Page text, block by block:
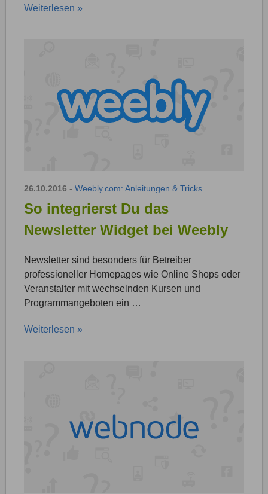
Weiterlesen »
26.10.2016 - Weebly.com: Anleitungen & Tricks
So integrierst Du das
Newsletter Widget bei Weebly
Newsletter sind besonders für Betreiber
professioneller Homepages wie Online Shops oder
Veranstalter mit wechselnden Kursen und
Programmangeboten ein …
Weiterlesen »